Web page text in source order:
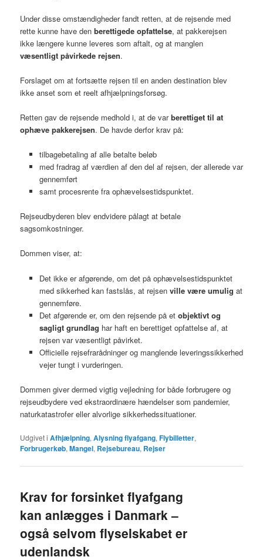
Under disse omstændigheder fandt retten, at de rejsende med
rette kunne have denberettigede opfattelse, at pakkerejsen
ikke længere kunne leveres som aftalt, og at manglen
væsentligt påvirkede rejsen.
Forslaget om at fortsætte rejsen til en anden destination blev
ikke anset som et reelt afhjælpningsforsøg.
Retten gav de rejsende medhold i, at de varberettiget til at
ophæve pakkerejsen. De havde derfor krav på:
tilbagebetaling af alle betalte beløb
med fradrag af værdien af den del af rejsen, der allerede var
gennemført
samt procesrente fra ophævelsestidspunktet.
Rejseudbyderen blev endvidere pålagt at betale
sagsomkostninger.
Dommen viser, at:
Det ikke er afgørende, om det på ophævelsestidspunktet
med sikkerhed kan fastslås, at rejsen ville være umulig at
gennemføre.
Det afgørende er, om den rejsende på et objektivt og
sagligt grundlag har haft en berettiget opfattelse af, at
rejsen var væsentligt påvirket.
Officielle rejsefrarådninger og manglende leveringssikkerhed
vejer tungt i vurderingen.
Dommen giver dermed vigtig vejledning for både forbrugere og
rejseudbydere ved ekstraordinære hændelser som pandemier,
naturkatastrofer eller alvorlige sikkerhedssituationer.
Udgivet i Afhjælpning,Alysning flyafgang,Flybilletter,
Forbrugerkøb,Mangel, Rejsebureau, Rejser
Krav for forsinket flyafgang
kan anlægges i Danmark –
også selvom flyselskabet er
udenlandsk